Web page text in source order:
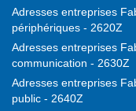
Adresses entreprises
périphériques - 2620Z
Adresses entreprises
communication - 2630Z
Adresses entreprises
public - 2640Z